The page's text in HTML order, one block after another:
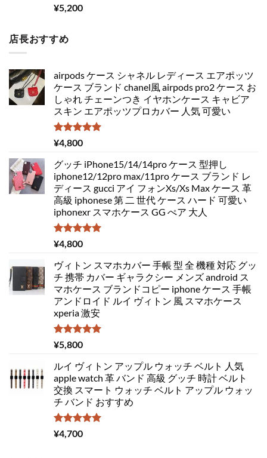
5段階中
5.00
¥5,200
店長おすすめ
airpods ケース シャネル レディース エアポッツ
ケース ブランド chanel風 airpods pro2 ケース お
しゃれ チェーンつき イヤホンケース キャビア
スキン エアポッツプロカバー 人気 可愛い
5段階中
5.00
¥4,800
グッチ iPhone15/14/14pro ケース 型押し
iphone12/12pro max/11pro ケース ブランド レ
ディース gucci アイ フォンXs/Xs Max ケース 革
高級 iphonese 第 二 世代 ケース ハード 可愛い
iphonexr スマホケース GG ぺア 大人
5段階中
5.00
¥4,800
ヴィトン スマホカバー 手帳 型 全 機種 対応 グッ
チ 携帯 カバー ギャラクシー メンズ android ス
マホケース ブランドコピー iphone ケース 手帳
アンドロイド ルイ ヴィトン 風 スマホケース
xperia 激安
5段階中
5.00
¥5,800
ルイ ヴィトン アップル ウォッチ ベルト 人気
apple watch 革 バンド 高級 グッチ 時計 ベルト
交換 スマート ウォッチ ベルト アップル ウォッ
チ バンド おすすめ
5段階中
5.00
¥4,700